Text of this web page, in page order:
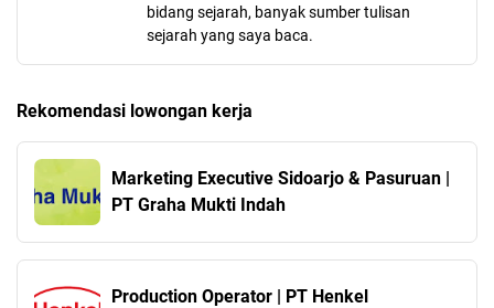
bidang sejarah, banyak sumber tulisan
sejarah yang saya baca.
Rekomendasi lowongan kerja
Marketing Executive Sidoarjo & Pasuruan |
PT Graha Mukti Indah
Production Operator | PT Henkel